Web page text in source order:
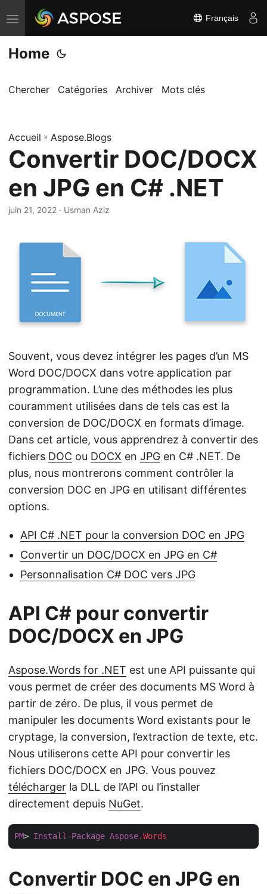
B
a
s
u
r
l
a
n
a
Français
Home
Chercher Catégories Archiver Mots clés
Accueil » Aspose.Blogs
Convertir DOC/DOCX
en JPG en C# .NET
juin 21, 2022 · Usman Aziz
Souvent, vous devez intégrer les pages d’un MS
Word DOC/DOCX dans votre application par
programmation. L’une des méthodes les plus
couramment utilisées dans de tels cas est la
conversion de DOC/DOCX en formats d’image.
Dans cet article, vous apprendrez à convertir des
fichiers DOC ou DOCX en JPG en C# .NET. De
plus, nous montrerons comment contrôler la
conversion DOC en JPG en utilisant différentes
options.
API C# .NET pour la conversion DOC en JPG
Convertir un DOC/DOCX en JPG en C#
Personnalisation C# DOC vers JPG
API C# pour convertir
DOC/DOCX en JPG
Aspose.Words for .NET est une API puissante qui
vous permet de créer des documents MS Word à
partir de zéro. De plus, il vous permet de
manipuler les documents Word existants pour le
cryptage, la conversion, l’extraction de texte, etc.
Nous utiliserons cette API pour convertir les
fichiers DOC/DOCX en JPG. Vous pouvez
télécharger la DLL de l’API ou l’installer
directement depuis NuGet.
PM> Install-Package Aspose.Words
Convertir DOC en JPG en